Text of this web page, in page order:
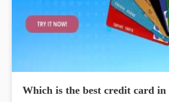
Which is the best credit card